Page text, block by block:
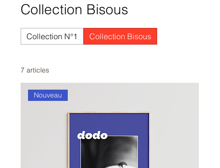
Collection Bisous
Collection N°1 Collection Bisous
7 articles
Nouveau